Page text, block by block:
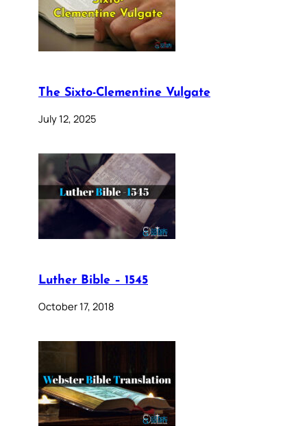
The Sixto-Clementine Vulgate
July 12, 2025
Luther Bible – 1545
October 17, 2018